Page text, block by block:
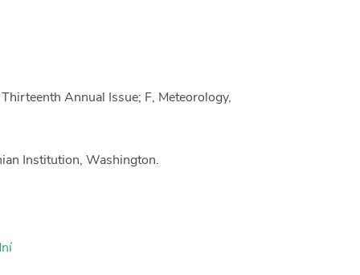
Annual Issue; F, Meteorology,
Institution, Washington.